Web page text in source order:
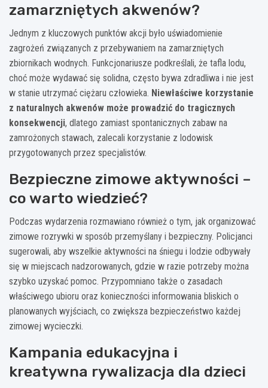
zamarzniętych akwenów?
Jednym z kluczowych punktów akcji było uświadomienie
zagrożeń związanych z przebywaniem na zamarzniętych
zbiornikach wodnych. Funkcjonariusze podkreślali, że tafla lodu,
choć może wydawać się solidna, często bywa zdradliwa i nie jest
w stanie utrzymać ciężaru człowieka. Niewłaściwe korzystanie
z naturalnych akwenów może prowadzić do tragicznych
konsekwencji, dlatego zamiast spontanicznych zabaw na
zamrożonych stawach, zalecali korzystanie z lodowisk
przygotowanych przez specjalistów.
Bezpieczne zimowe aktywności –
co warto wiedzieć?
Podczas wydarzenia rozmawiano również o tym, jak organizować
zimowe rozrywki w sposób przemyślany i bezpieczny. Policjanci
sugerowali, aby wszelkie aktywności na śniegu i lodzie odbywały
się w miejscach nadzorowanych, gdzie w razie potrzeby można
szybko uzyskać pomoc. Przypomniano także o zasadach
właściwego ubioru oraz konieczności informowania bliskich o
planowanych wyjściach, co zwiększa bezpieczeństwo każdej
zimowej wycieczki.
Kampania edukacyjna i
kreatywna rywalizacja dla dzieci